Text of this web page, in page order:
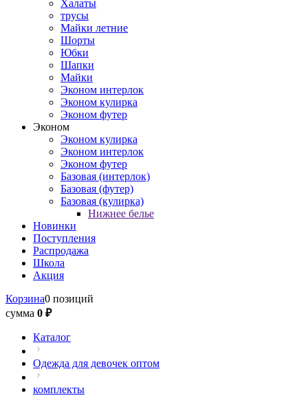
Халаты
трусы
Майки летние
Шорты
Юбки
Шапки
Майки
Эконом интерлок
Эконом кулирка
Эконом футер
Эконом
Эконом кулирка
Эконом интерлок
Эконом футер
Базовая (интерлок)
Базовая (футер)
Базовая (кулирка)
Нижнее белье
Новинки
Поступления
Распродажа
Школа
Акция
Корзина0 позиций
сумма 0 ₽
Каталог
Одежда для девочек оптом
комплекты